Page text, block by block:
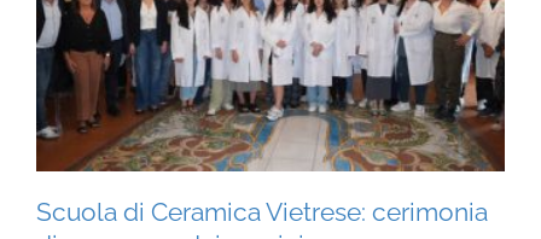
Scuola di Ceramica Vietrese: cerimonia